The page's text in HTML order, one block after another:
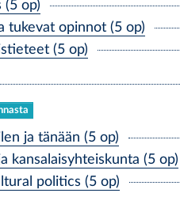
(5 op)
tukevat opinnot (5 op)
(5 op)
ja tänään (5 op)
kansalaisyhteiskunta (5 op)
politics (5 op)